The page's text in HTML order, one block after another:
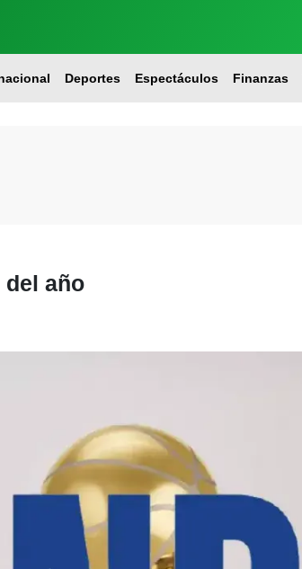
Deportes Espectáculos Finanzas
del año